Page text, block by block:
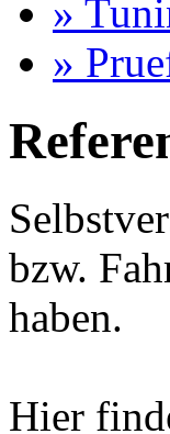
»
»
bzw.
haben.
Hier